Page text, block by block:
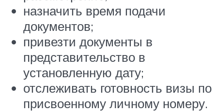
назначить время подачи
документов;
привезти документы в
представительство в
установленную дату;
отслеживать готовность визы по
присвоенному личному номеру.